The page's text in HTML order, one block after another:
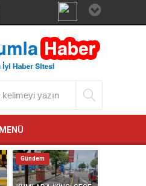
MENÜ
Gündem